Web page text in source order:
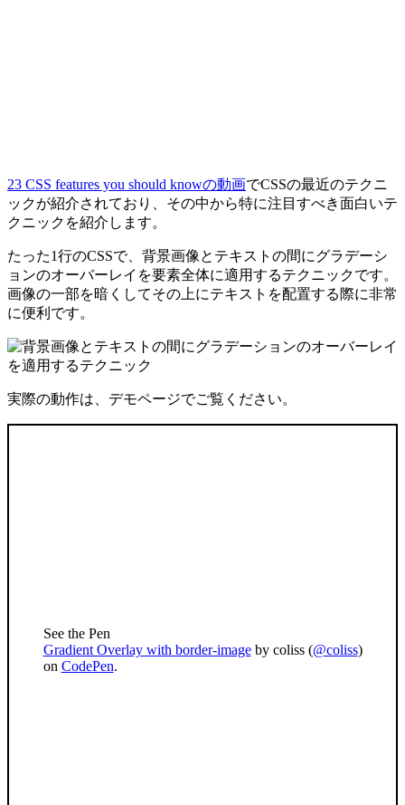
23 CSS features you should knowの動画でCSSの最近のテクニ
ックが紹介されており、その中から特に注目すべき面白いテ
クニックを紹介します。
たった1行のCSSで、背景画像とテキストの間にグラデーシ
ョンのオーバーレイを要素全体に適用するテクニックです。
画像の一部を暗くしてその上にテキストを配置する際に非常
に便利です。
実際の動作は、デモページでご覧ください。
See the Pen
Gradient Overlay with border-imageby coliss (@coliss)
on CodePen.